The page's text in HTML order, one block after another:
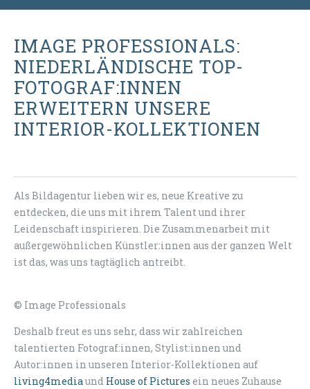
IMAGE PROFESSIONALS:
NIEDERLÄNDISCHE TOP-
FOTOGRAF:INNEN
ERWEITERN UNSERE
INTERIOR-KOLLEKTIONEN
Als Bildagentur lieben wir es, neue Kreative zu
entdecken, die uns mit ihrem Talent und ihrer
Leidenschaft inspirieren. Die Zusammenarbeit mit
außergewöhnlichen Künstler:innen aus der ganzen Welt
ist das, was uns tagtäglich antreibt.
© Image Professionals
Deshalb freut es uns sehr, dass wir zahlreichen
talentierten Fotograf:innen, Stylist:innen und
Autor:innen in unseren Interior-Kollektionen auf
living4mediaund House of Pictures ein neues Zuhause